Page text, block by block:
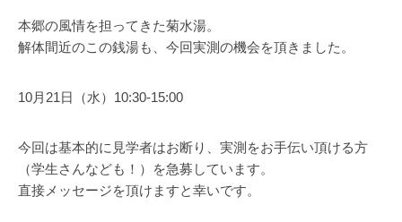
本郷の風情を担ってきた菊水湯。
解体間近のこの銭湯も、今回実測の機会を頂きました。
10月21日（水）10:30-15:00
今回は基本的に見学者はお断り、実測をお手伝い頂ける方
（学生さんなども！）を急募しています。
直接メッセージを頂けますと幸いです。